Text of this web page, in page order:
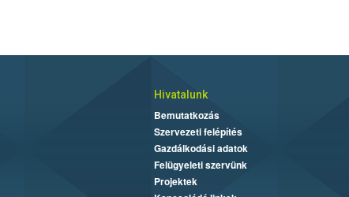
Hivatalunk
Bemutatkozás
Szervezeti felépítés
Gazdálkodási adatok
Felügyeleti szervünk
Projektek